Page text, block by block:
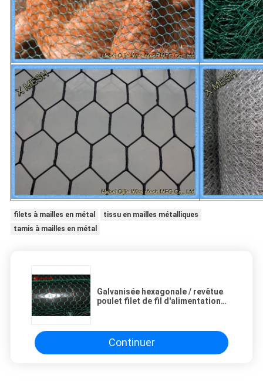
filets à mailles en métal
tissu en mailles métalliques
tamis à mailles en métal
Galvanisée hexagonale / revêtue
poulet filet de fil d'alimentation
Continuer